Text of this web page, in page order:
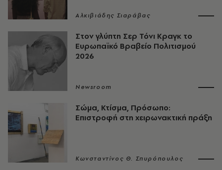
Αλκιβιάδης Σιαράβας
Στον γλύπτη Σερ Τόνι Κραγκ το
Ευρωπαϊκό Βραβείο Πολιτισμού
2026
Newsroom
Σώμα, Κτίσμα, Πρόσωπο:
Επιστροφή στη χειρωνακτική πράξη
Κωνσταντίνος Θ. Σπυρόπουλος